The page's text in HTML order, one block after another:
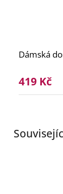
Dámská
419 Kč